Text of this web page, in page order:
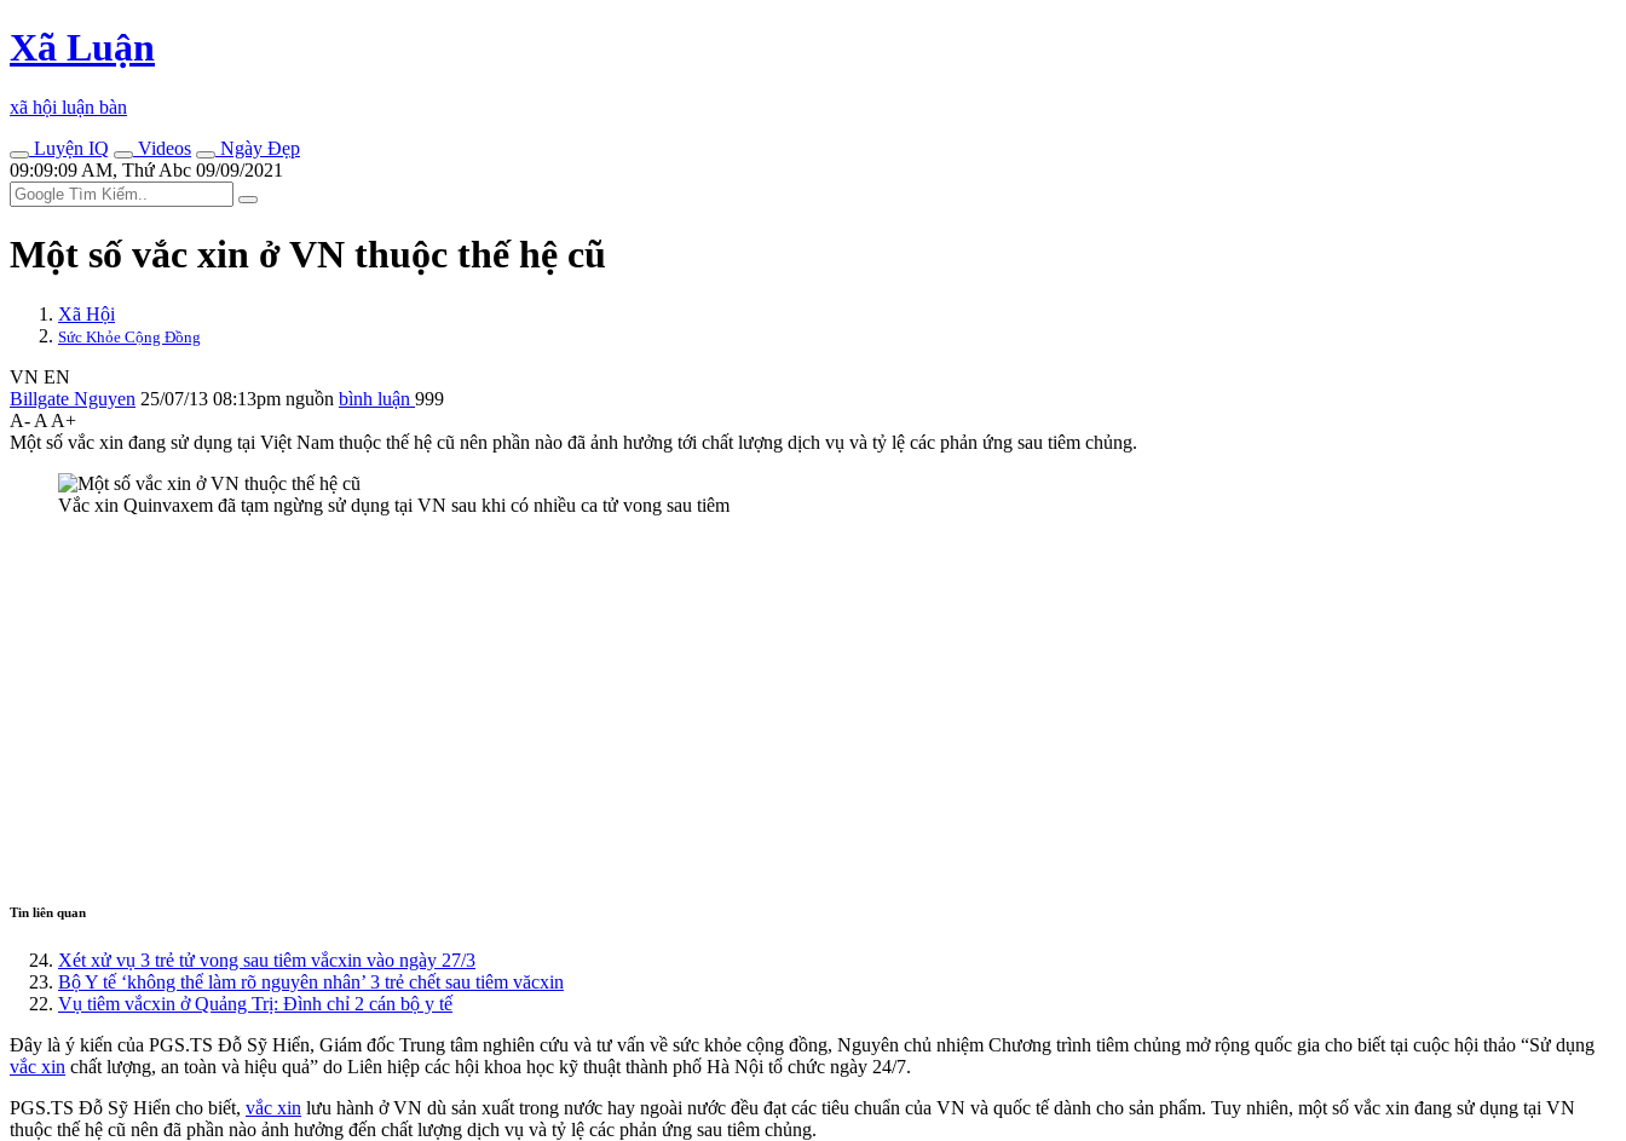
Xã Luận
xã hội luận bàn
Luyện IQ
Videos
Ngày Đẹp
09:09:09 AM, Thứ Abc 09/09/2021
Một số vắc xin ở VN thuộc thế hệ cũ
Xã Hội
Sức Khỏe Cộng Đồng
VN EN
Billgate Nguyen 25/07/13 08:13pm nguồn bình luận 999
A- A A+
Một số vắc xin đang sử dụng tại Việt Nam thuộc thế hệ cũ nên phần nào đã ảnh hưởng tới chất lượng dịch vụ và tỷ lệ các phản ứng sau tiêm chủng.
Vắc xin Quinvaxem đã tạm ngừng sử dụng tại VN sau khi có nhiều ca t‌ử von‌g sau tiêm
Tin liên quan
Xét xử vụ 3 trẻ tử vong sau tiêm vắcxin vào ngày 27/3
Bộ Y tế ‘không thể làm rõ nguyên nhân’ 3 trẻ chết sau tiêm văcxin
Vụ tiêm vắcxin ở Quảng Trị: Đình chỉ 2 cán bộ y tế
Đây là ý kiến của PGS.TS Đỗ Sỹ Hiển, Giám đốc Trung tâm nghiên cứu và tư vấn về sức khỏe cộng đồng, Nguyên chủ nhiệm Chương trình tiêm chủng mở rộng quốc gia cho biết tại cuộc hội thảo “Sử dụng
vắc xin chất lượng, an toàn và hiệu quả” do Liên hiệp các hội khoa học kỹ thuật thành phố Hà Nội tổ chức ngày 24/7.
PGS.TS Đỗ Sỹ Hiển cho biết, vắc xin lưu hành ở VN dù sản xuất trong nước hay ngoài nước đều đạt các tiêu chuẩn của VN và quốc tế dành cho sản phẩm. Tuy nhiên, một số vắc xin đang sử dụng tại VN
thuộc thế hệ cũ nên đã phần nào ảnh hưởng đến chất lượng dịch vụ và tỷ lệ các phản ứng sau tiêm chủng.